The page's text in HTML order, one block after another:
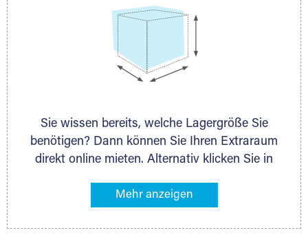
Sie wissen bereits, welche Lagergröße Sie
benötigen? Dann können Sie Ihren Extraraum
direkt online mieten. Alternativ klicken Sie in
Gegenstände an, die Sie einlagern möchten –
ermittelt. Natürlich steht Ihnen Ihr Extraraum